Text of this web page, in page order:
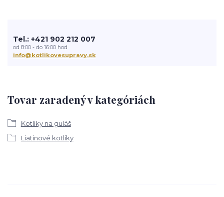
Tovar zaradený v kategóriách
Kotlíky na guláš
Liatinové kotlíky
Tel.: +421 902 212 007
od 8:00 - do 16:00 hod
info@kotlikovesupravy.sk